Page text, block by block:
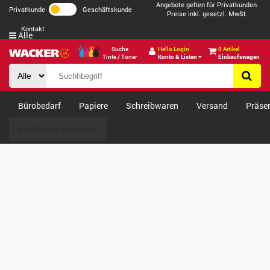
Privatkunde Geschäftskunde
Angebote gelten für Privatkunden.
Preise inkl. gesetzl. MwSt.
Kontakt
Suche
Tinte / Toner
Hello Login
Konto & Listen
0 Artikel
Einkaufswagen
Alle
Bürobedarf Papiere Schreibwaren Versand